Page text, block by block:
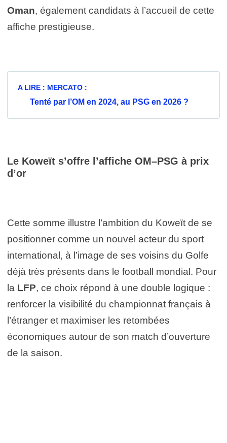
Oman, également candidats à l’accueil de cette
affiche prestigieuse.
A LIRE : MERCATO :
Tenté par l’OM en 2024, au PSG en 2026 ?
Le Koweït s’offre l’affiche OM–PSG à prix
d’or
Cette somme illustre l’ambition du Koweït de se
positionner comme un nouvel acteur du sport
international, à l’image de ses voisins du Golfe
déjà très présents dans le football mondial. Pour
la LFP, ce choix répond à une double logique :
renforcer la visibilité du championnat français à
l’étranger et maximiser les retombées
économiques autour de son match d’ouverture
de la saison.